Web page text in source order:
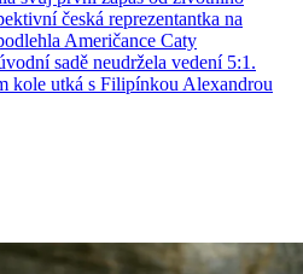
česká reprezentantka na
Američance Caty
sadě neudržela vedení 5:1.
kole utká s Filipínkou Alexandrou